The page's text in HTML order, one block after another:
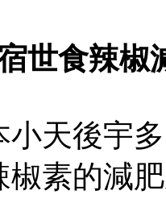
世食辣椒
小天後宇
椒素的減